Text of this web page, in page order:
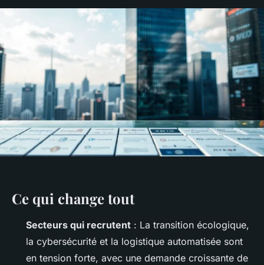
Ce qui change tout
Secteurs qui recrutent : La transition écologique,
la cybersécurité et la logistique automatisée sont
en tension forte, avec une demande croissante de